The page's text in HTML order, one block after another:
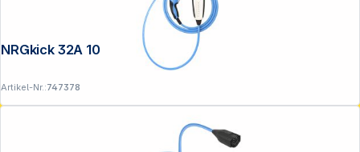
NRGkick 32A 10m Standard WLAN
Artikel-Nr.:747378